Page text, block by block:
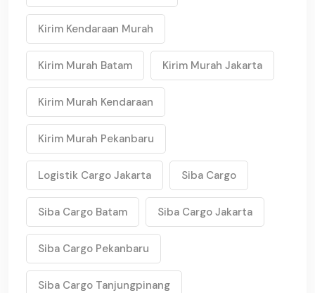
Kirim Kendaraan Murah
Kirim Murah Batam Kirim Murah Jakarta
Kirim Murah Kendaraan
Kirim Murah Pekanbaru
Logistik Cargo Jakarta Siba Cargo
Siba Cargo Batam Siba Cargo Jakarta
Siba Cargo Pekanbaru
Siba Cargo Tanjungpinang